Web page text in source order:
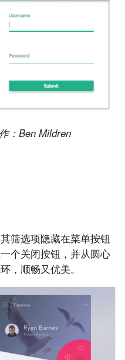
：Ben Mildren
筛选项隐藏在菜单按钮
个关闭按钮，并从圆心
，顺畅又优美。